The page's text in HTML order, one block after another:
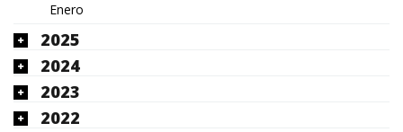
Enero
2025
2024
2023
2022